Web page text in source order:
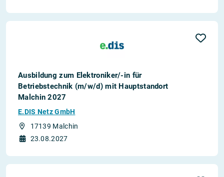
Ausbildung zum Elektroniker/-in für
Betriebstechnik (m/w/d) mit Hauptstandort
Malchin 2027
E.DIS Netz GmbH
17139 Malchin
23.08.2027